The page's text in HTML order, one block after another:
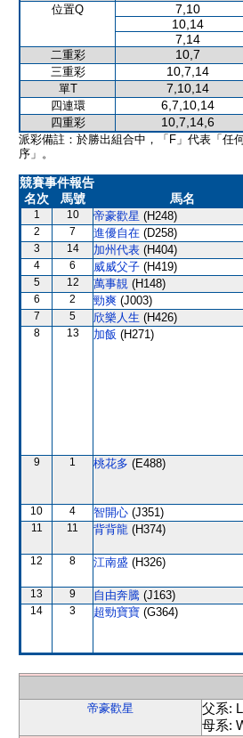
位置Q 7,10
10,14
7,14
二重彩 10,7
三重彩 10,7,14
單T 7,10,14
四連環 6,7,10,14
四重彩 10,7,14,6
派彩備註：於勝出組合中，「F」代表「任
序」。
競賽事件報告
名次
馬號 馬名
1 10 帝豪歡星 (H248)
2 7 進優自在 (D258)
3 14 加州代表 (H404)
4 6 威威父子 (H419)
5 12 萬事靚 (H148)
6 2 勁爽 (J003)
7 5 欣樂人生 (H426)
8 13 加飯 (H271)
9 1 桃花多 (E488)
10 4 智開心 (J351)
11 11 背背龍 (H374)
12 8 江南盛 (H326)
13 9 自由奔騰 (J163)
14 3 超勁寶寶 (G364)
帝豪歡星
父系:
母系: